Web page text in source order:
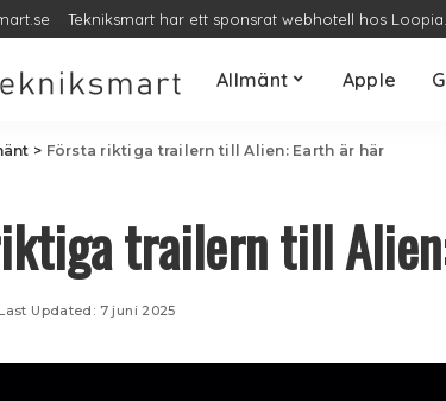
Tekniksmart har ett sponsrat webhotell hos
Allmänt Apple
> Första riktiga trailern till Alien: Earth är här
trailern till
Last Updated: 7 juni 2025